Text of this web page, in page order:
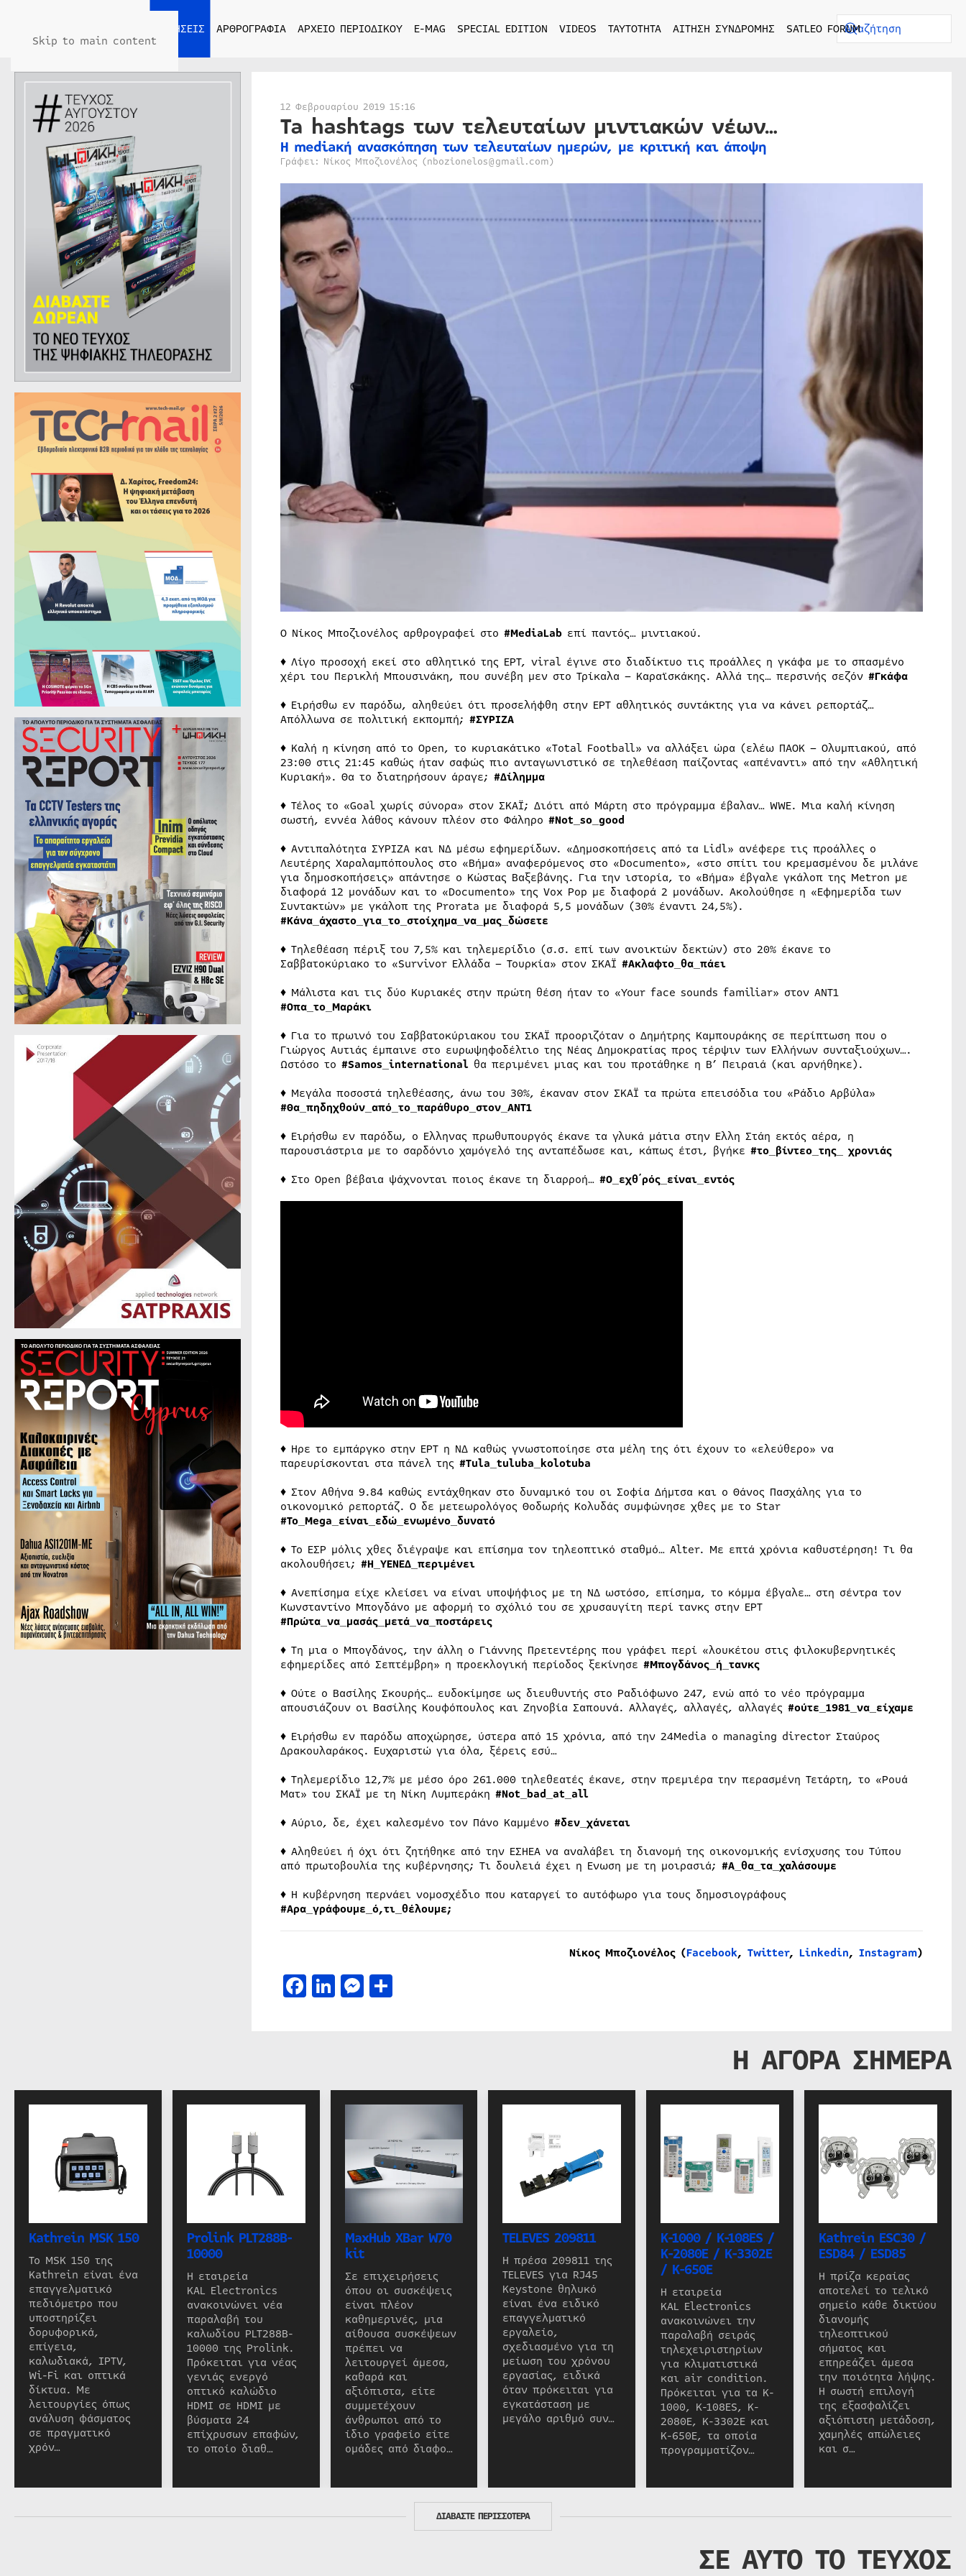
Skip to main content
ΕΙΔΗΣΕΙΣ ΑΡΘΡΟΓΡΑΦΙΑ ΑΡΧΕΙΟ ΠΕΡΙΟΔΙΚΟΥ E-MAG SPECIAL EDITION VIDEOS ΤΑΥΤΟΤΗΤΑ ΑΙΤΗΣΗ ΣΥΝΔΡΟΜΗΣ SATLEO FORUM
12 Φεβρουαρίου 2019 15:16
Ta hashtags των τελευταίων μιντιακών νέων…
Η mediaκή ανασκόπηση των τελευταίων ημερών, με κριτική και άποψη
Γράφει: Νίκος Μποζιονέλος (nbozionelos@gmail.com)
Ο Νίκος Μποζιονέλος αρθρογραφεί στο #MediaLabεπί παντός… μιντιακού.
♦ Λίγο προσοχή εκεί στο αθλητικό της ΕΡΤ, viral έγινε στο διαδίκτυο τις προάλλες η γκάφα με το σπασμένο
χέρι του Περικλή Μπουσινάκη, που συνέβη μεν στο Τρίκαλα – Καραϊσκάκης. Αλλά της… περσινής σεζόν #Γκάφα
♦ Ειρήσθω εν παρόδω, αληθεύει ότι προσελήφθη στην ΕΡΤ αθλητικός συντάκτης για να κάνει ρεπορτάζ…
Απόλλωνα σε πολιτική εκπομπή; #ΣΥΡΙΖΑ
♦ Καλή η κίνηση από το Open, το κυριακάτικο «Total Football» να αλλάξει ώρα (ελέω ΠΑΟΚ – Ολυμπιακού, από
23:00 στις 21:45 καθώς ήταν σαφώς πιο ανταγωνιστικό σε τηλεθέαση παίζοντας «απέναντι» από την «Αθλητική
Κυριακή». Θα το διατηρήσουν άραγε; #Δίλημμα
♦ Τέλος το «Goal χωρίς σύνορα» στον ΣΚΑΪ; Διότι από Μάρτη στο πρόγραμμα έβαλαν… WWE. Μια καλή κίνηση
σωστή, εννέα λάθος κάνουν πλέον στο Φάληρο #Not so_ good
♦ Αντιπαλότητα ΣΥΡΙΖΑ και ΝΔ μέσω εφημερίδων. «Δημοσκοπήσεις από τα Lidl» ανέφερε τις προάλλες ο
Λευτέρης Χαραλαμπόπουλος στο «Βήμα» αναφερόμενος στο «Documento», «στο σπίτι του κρεμασμένου δε μιλάνε
για δημοσκοπήσεις» απάντησε ο Κώστας Βαξεβάνης. Για την ιστορία, το «Βήμα» έβγαλε γκάλοπ της Metron με
διαφορά 12 μονάδων και το «Documento» της Vox Pop με διαφορά 2 μονάδων. Ακολούθησε η «Εφημερίδα των
Συντακτών» με γκάλοπ της Prorata με διαφορά 5,5 μονάδων (30% έναντι 24,5%).
#Κάνα_άχαστο_για_το_στοίχημα_να_μας_δώσετε
♦ Τηλεθέαση πέριξ του 7,5% και τηλεμερίδιο (σ.σ. επί των ανοικτών δεκτών) στο 20% έκανε το
Σαββατοκύριακο το «Survivor Ελλάδα – Τουρκία» στον ΣΚΑΪ #Ακλαφτο_θα_πάει
♦ Μάλιστα και τις δύο Κυριακές στην πρώτη θέση ήταν το «Your face sounds familiar» στον ΑΝΤ1
#Οπα_το_Μαράκι
♦ Για το πρωινό του Σαββατοκύριακου του ΣΚΑΪ προοριζόταν ο Δημήτρης Καμπουράκης σε περίπτωση που ο
Γιώργος Αυτιάς έμπαινε στο ευρωψηφοδέλτιο της Νέας Δημοκρατίας προς τέρψιν των Ελλήνων συνταξιούχων….
Ωστόσο το #Samos internationalθα περιμένει μιας και του προτάθηκε η Β’ Πειραιά (και αρνήθηκε).
♦ Μεγάλα ποσοστά τηλεθέασης, άνω του 30%, έκαναν στον ΣΚΑΪ τα πρώτα επεισόδια του «Ράδιο Αρβύλα»
#Θα_πηδηχθούν_από_το_παράθυρο_στον_ΑΝΤ1
♦ Ειρήσθω εν παρόδω, ο Ελληνας πρωθυπουργός έκανε τα γλυκά μάτια στην Ελλη Στάη εκτός αέρα, η
παρουσιάστρια με το σαρδόνιο χαμόγελό της ανταπέδωσε και, κάπως έτσι, βγήκε #το_βίντεο_της_ χρονιάς
♦ Στο Open βέβαια ψάχνονται ποιος έκανε τη διαρροή…#Ο_εχθ΄ρός_είναι_εντός
♦ Ηρε το εμπάργκο στην ΕΡΤ η ΝΔ καθώς γνωστοποίησε στα μέλη της ότι έχουν το «ελεύθερο» να
παρευρίσκονται στα πάνελ της #Tula_tuluba_kolotuba
♦ Στον Αθήνα 9.84 καθώς εντάχθηκαν στο δυναμικό του οι Σοφία Δήμτσα και ο Θάνος Πασχάλης για το
οικονομικό ρεπορτάζ. Ο δε μετεωρολόγος Θοδωρής Κολυδάς συμφώνησε χθες με το Star
#Το_Mega_είναι_εδώ_ενωμένο_δυνατό
♦ Το ΕΣΡ μόλις χθες διέγραψε και επίσημα τον τηλεοπτικό σταθμό… Alter. Με επτά χρόνια καθυστέρηση! Τι θα
ακολουθήσει; #Η_ΥΕΝΕΔ_περιμένει
♦ Ανεπίσημα είχε κλείσει να είναι υποψήφιος με τη ΝΔ ωστόσο, επίσημα, το κόμμα έβγαλε… στη σέντρα τον
Κωνσταντίνο Μπογδάνο με αφορμή το σχόλιό του σε χρυσαυγίτη περί τανκς στην ΕΡΤ
#Πρώτα_να_μασάς_μετά_να_ποστάρεις
♦ Τη μια ο Μπογδάνος, την άλλη ο Γιάννης Πρετεντέρης που γράφει περί «λουκέτου στις φιλοκυβερνητικές
εφημερίδες από Σεπτέμβρη» η προεκλογική περίοδος ξεκίνησε #Μπογδάνος_ή_τανκς
♦ Ούτε ο Βασίλης Σκουρής… ευδοκίμησε ως διευθυντής στο Ραδιόφωνο 247, ενώ από το νέο πρόγραμμα
απουσιάζουν οι Βασίλης Κουφόπουλος και Ζηνοβία Σαπουνά. Αλλαγές, αλλαγές, αλλαγές #ούτε_1981_να_είχαμε
♦ Ειρήσθω εν παρόδω αποχώρησε, ύστερα από 15 χρόνια, από την 24Media ο managing director Σταύρος
Δρακουλαράκος. Ευχαριστώ για όλα, ξέρεις εσύ…
♦ Τηλεμερίδιο 12,7% με μέσο όρο 261.000 τηλεθεατές έκανε, στην πρεμιέρα την περασμένη Τετάρτη, το «Ρουά
Ματ» του ΣΚΑΪ με τη Νίκη Λυμπεράκη #Not_bad_at_all
♦ Αύριο, δε, έχει καλεσμένο τον Πάνο Καμμένο #δεν_χάνεται
♦ Αληθεύει ή όχι ότι ζητήθηκε από την ΕΣΗΕΑ να αναλάβει τη διανομή της οικονομικής ενίσχυσης του Τύπου
από πρωτοβουλία της κυβέρνησης; Τι δουλειά έχει η Ενωση με τη μοιρασιά; #Α_θα_τα_χαλάσουμε
♦ Η κυβέρνηση περνάει νομοσχέδιο που καταργεί το αυτόφωρο για τους δημοσιογράφους
#Αρα_γράφουμε_ό,τι_θέλουμε;
Νίκος Μποζιονέλος (Facebook, Twitter, Linkedin, Instagram)
Facebook
LinkedIn
Messenger
Μοιραστείτε
Η ΑΓΟΡΑ ΣΗΜΕΡΑ
Kathrein MSK 150
Το MSK 150 της
Kathrein είναι ένα
επαγγελματικό
πεδιόμετρο που
υποστηρίζει
δορυφορικά,
επίγεια,
καλωδιακά, IPTV,
Wi-Fi και οπτικά
δίκτυα. Με
λειτουργίες όπως
ανάλυση φάσματος
σε πραγματικό
χρόν…
Prolink PLT288B-
10000
Η εταιρεία
KAL Electronics
ανακοινώνει νέα
παραλαβή του
καλωδίου PLT288B-
10000 της Prolink.
Πρόκειται για νέας
γενιάς ενεργό
οπτικό καλώδιο
HDMI σε HDMI με
βύσματα 24
επίχρυσων επαφών,
το οποίο διαθ…
MaxHub XBar W70
kit
Σε επιχειρήσεις
όπου οι συσκέψεις
είναι πλέον
καθημερινές, μια
αίθουσα συσκέψεων
πρέπει να
λειτουργεί άμεσα,
καθαρά και
αξιόπιστα, είτε
συμμετέχουν
άνθρωποι από το
ίδιο γραφείο είτε
ομάδες από διαφο…
TELEVES 209811
Η πρέσα 209811 της
TELEVES για RJ45
Keystone θηλυκό
είναι ένα ειδικό
επαγγελματικό
εργαλείο,
σχεδιασμένο για τη
μείωση του χρόνου
εργασίας, ειδικά
όταν πρόκειται για
εγκατάσταση με
μεγάλο αριθμό συν…
K-1000 / K-108ES /
K-2080E / K-3302E
/ K-650E
Η εταιρεία
KAL Electronics
ανακοινώνει την
παραλαβή σειράς
τηλεχειριστηρίων
για κλιματιστικά
και air condition.
Πρόκειται για τα K-
1000, K-108ES, K-
2080E, K-3302E και
K-650E, τα οποία
προγραμματίζον…
Kathrein ESC30 /
ESD84 / ESD85
Η πρίζα κεραίας
αποτελεί το τελικό
σημείο κάθε δικτύου
διανομής
τηλεοπτικού
σήματος και
επηρεάζει άμεσα
την ποιότητα λήψης.
Η σωστή επιλογή
της εξασφαλίζει
αξιόπιστη μετάδοση,
χαμηλές απώλειες
και σ…
ΔΙΑΒΑΣΤΕ ΠΕΡΙΣΣΟΤΕΡΑ
ΣΕ ΑΥΤΟ ΤΟ ΤΕΥΧΟΣ